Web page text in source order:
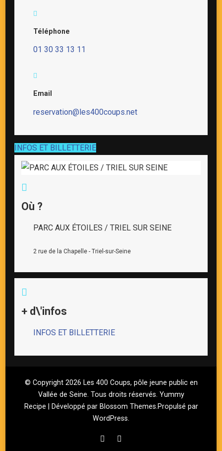
Téléphone
01 30 33 13 11
Email
reservation@les400coups.net
INFOS ET BILLETTERIE
Où ?
PARC AUX ÉTOILES / TRIEL SUR SEINE
2 rue de la Chapelle - Triel-sur-Seine
+ d\'infos
INFOS ET BILLETTERIE
© Copyright 2026 Les 400 Coups, pôle jeune public en
Vallée de Seine. Tous droits réservés. Yummy
Recipe | Développé par Blossom Themes.Propulsé par
WordPress.